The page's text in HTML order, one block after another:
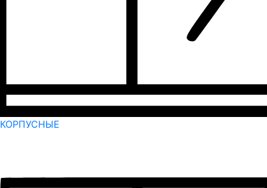
КОРПУСНЫЕ